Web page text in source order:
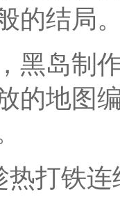
的结局
黑岛制
的地图
热打铁